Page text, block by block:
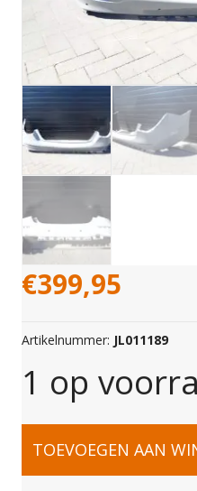
€399,95
Artikelnummer: JL011189
1 op
S-
TOEVOEGEN AAN